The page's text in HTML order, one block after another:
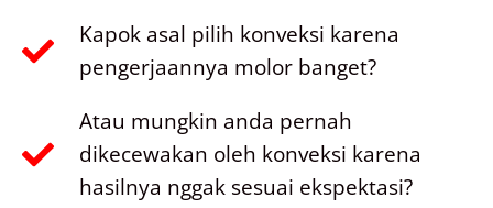
Kapok asal pilih konveksi karena
pengerjaannya molor banget?
Atau mungkin anda pernah
dikecewakan oleh konveksi karena
hasilnya nggak sesuai ekspektasi?